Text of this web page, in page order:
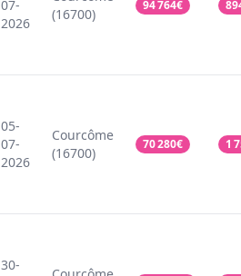
07-
2026
(16700)
94 764€
05-
07-
2026
Courcôme
(16700)
70 280€ 1
30-